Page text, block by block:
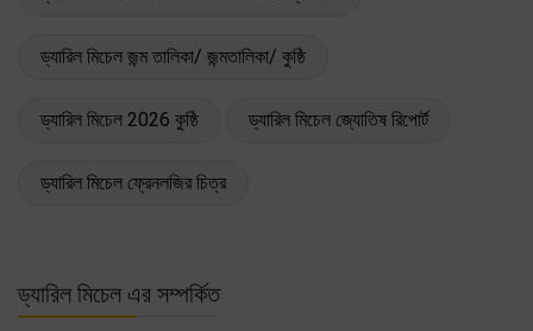
ড্যারিল মিচেল জন্ম তালিকা/ জন্মতালিকা/ কুষ্ঠি
ড্যারিল মিচেল 2026 কুষ্ঠি ড্যারিল মিচেল জ্যোতিষ রিপোর্ট
ড্যারিল মিচেল ফ্রেনলজির চিত্র
ড্যারিল মিচেল এর সম্পর্কিত